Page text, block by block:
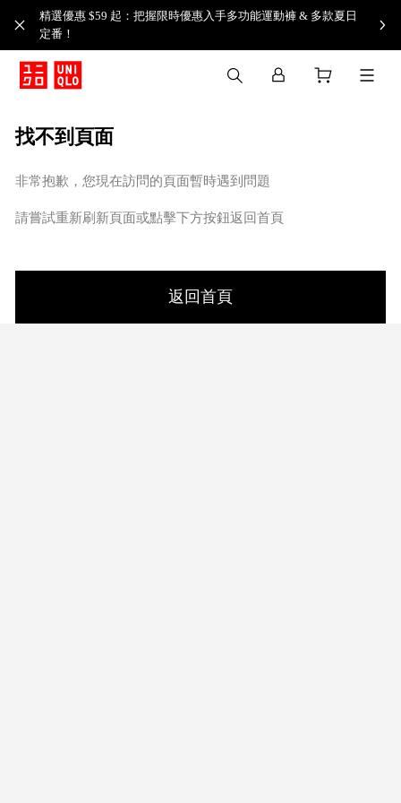
精選優惠 $59 起：把握限時優惠入手多功能運動褲 & 多款夏日
定番！​
找不到頁面
非常抱歉，您現在訪問的頁面暫時遇到問題
請嘗試重新刷新頁面或點擊下方按鈕返回首頁
返回首頁